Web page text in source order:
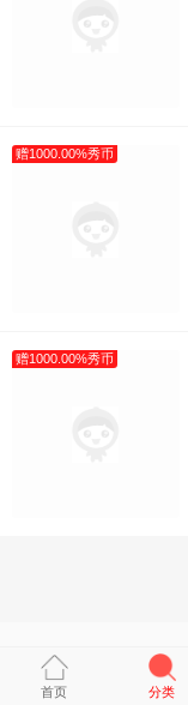
赠1000.00%秀币
赠1000.00%秀币
首页 分类